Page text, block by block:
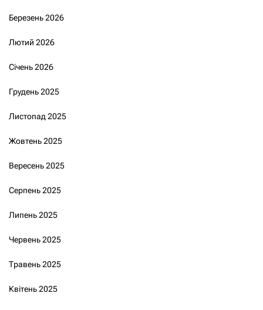
Березень 2026
Лютий 2026
Січень 2026
Грудень 2025
Листопад 2025
Жовтень 2025
Вересень 2025
Серпень 2025
Липень 2025
Червень 2025
Травень 2025
Квітень 2025